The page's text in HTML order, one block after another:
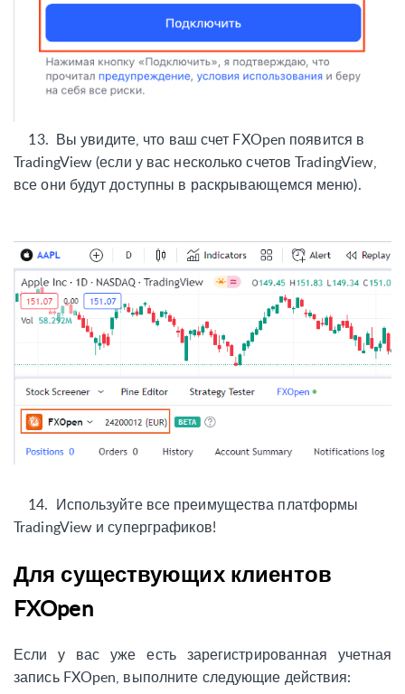
13. Вы увидите, что ваш счет FXOpen появится в
TradingView (если у вас несколько счетов TradingView,
все они будут доступны в раскрывающемся меню).
14. Используйте все преимущества платформы
TradingView и суперграфиков!
Для существующих клиентов
FXOpen
Если у вас уже есть зарегистрированная учетная
запись FXOpen, выполните следующие действия: